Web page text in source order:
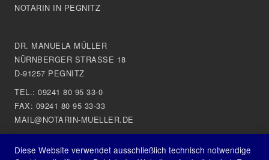
NOTARIN IN PEGNITZ
DR. MANUELA MÜLLER
NÜRNBERGER STRASSE 18
D-91257 PEGNITZ
TEL.:09241 80 95 33-0
FAX: 09241 80 95 33-33
MAIL@NOTARIN-MUELLER.DE
Diese Website verwendet ausschließlich technisch notwendige